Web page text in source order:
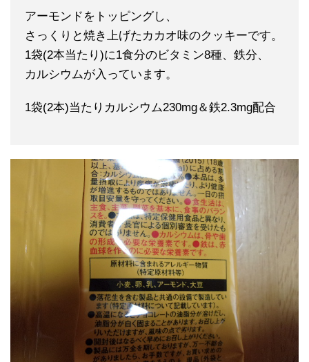
アーモンドをトッピングし、
さっくりと焼き上げたカカオ味のクッキーです。
1袋(2本当たり)に1食分のビタミン8種、鉄分、
カルシウムが入っています。
1袋(2本)当たりカルシウム230mg＆鉄2.3mg配合